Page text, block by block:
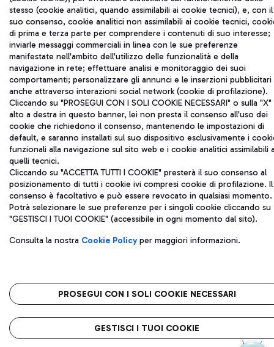
stesso (cookie analitici, quando assimilabili ai cookie tecnici), e, con il
suo consenso, cookie analitici non assimilabili ai cookie tecnici,
di prima e terza parte per comprendere i contenuti di suo interesse;
inviarle messaggi commerciali in linea con le sue preferenze
manifestate nell'ambito dell'utilizzo delle funzionalità e della
navigazione in rete; effettuare analisi e monitoraggio dei suoi
comportamenti; personalizzare gli annunci e le inserzioni pubblicitari
anche attraverso interazioni social network (cookie di profilazione).
Cliccando su "PROSEGUI CON I SOLI COOKIE NECESSARI" o sulla "X"
alto a destra in questo banner, lei non presta il consenso all'uso dei
cookie che richiedono il consenso, mantenendo le impostazioni di
default, e saranno installati sul suo dispositivo esclusivamente i
funzionali alla navigazione sul sito web e i cookie analitici assimilabili
quelli tecnici.
Cliccando su "ACCETTA TUTTI I COOKIE" presterà il suo consenso al
posizionamento di tutti i cookie ivi compresi cookie di profilazione. Il
consenso è facoltativo e può essere revocato in qualsiasi momento.
Potrà selezionare le sue preferenze per i singoli cookie cliccando su
"GESTISCI I TUOI COOKIE" (accessibile in ogni momento dal sito).
Consulta la nostra Cookie Policyper maggiori informazioni.
PROSEGUI CON I SOLI COOKIE NECESSARI
GESTISCI I TUOI COOKIE